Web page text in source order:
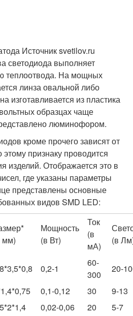
Источник svetilov.ru
светодиода выполняет
теплоотвода. На мощных
линза овальной либо
изготавливается из пластика
образцах чаще
люминофором.
кроме прочего зависят от
признаку проводится
изделий. Отображается это в
где указаны параметры
представлены основные
видов SMD LED:
мм)
Мощность
(в Вт)
Ток
(в
мА)
(в
0,2-1
60-
300
20-
0,1-0,12 30
9-13
0,02-0,06 20
5-7